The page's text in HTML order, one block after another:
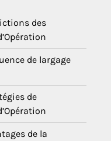
des
de largage
de
de la